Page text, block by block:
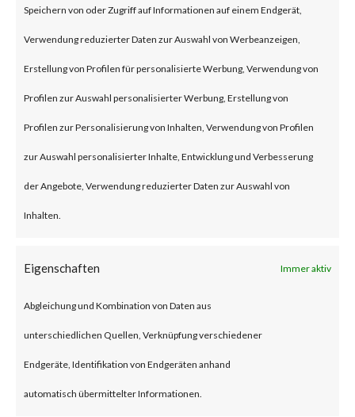
Speichern von oder Zugriff auf Informationen auf einem Endgerät,
Verwendung reduzierter Daten zur Auswahl von Werbeanzeigen,
Erstellung von Profilen für personalisierte Werbung, Verwendung von
Profilen zur Auswahl personalisierter Werbung, Erstellung von
Profilen zur Personalisierung von Inhalten, Verwendung von Profilen
zur Auswahl personalisierter Inhalte, Entwicklung und Verbesserung
der Angebote, Verwendung reduzierter Daten zur Auswahl von
Inhalten.
Eigenschaften Immer aktiv
Abgleichung und Kombination von Daten aus
unterschiedlichen Quellen, Verknüpfung verschiedener
Endgeräte, Identifikation von Endgeräten anhand
automatisch übermittelter Informationen.
(some refer to this as “viewing”)
the file launches a malicious
script in the folder.
Why is this Significant?
This is significant because
WinRAR is widely used and CVE-
exploited as a 0-day in April
malware families have
reportedly been deployed.
FortiGuard Labs strongly
recommends all users of